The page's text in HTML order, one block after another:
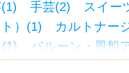
手芸(2)
スイー
）(1)
カルトナー
バルーン・風船